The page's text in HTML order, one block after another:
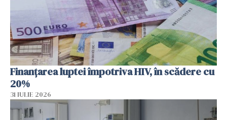
Finanțarea luptei împotriva HIV, în scădere cu
20%
31 IULIE 2026